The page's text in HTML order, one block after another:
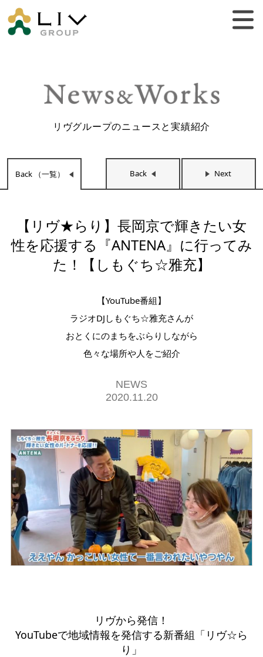
リヴグループのニュースと実績紹介
Back （一覧） Back Next
【リヴ★らり】長岡京で輝きたい女
性を応援する『ANTENA』に行ってみ
た！【しもぐち☆雅充】
【YouTube番組】
ラジオDJしもぐち☆雅充さんが
おとくにのまちをぶらりしながら
色々な場所や人をご紹介
NEWS
2020.11.20
リヴから発信！
YouTubeで地域情報を発信する新番組「リヴ☆ら
り」